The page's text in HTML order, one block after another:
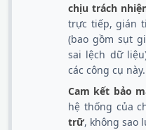
chịu trách
trực tiếp, gián
(bao gồm sụt
sai lệch dữ
các công cụ này.
Cam kết bảo
hệ thống của
trữ, không sao